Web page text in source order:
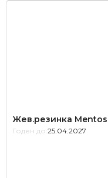
Жев.резинка
Годен до: 25.04.2027